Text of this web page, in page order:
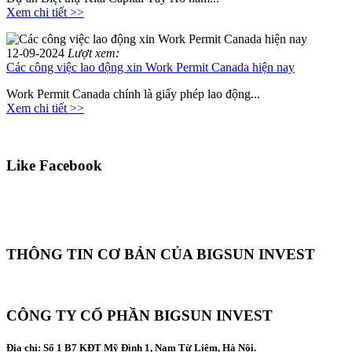
Xem chi tiết >>
12-09-2024 Lượt xem:
Các công việc lao động xin Work Permit Canada hiện nay
Work Permit Canada chính là giấy phép lao động...
Xem chi tiết >>
Like Facebook
THÔNG TIN CƠ BẢN CỦA BIGSUN INVEST
CÔNG TY CỔ PHẦN BIGSUN INVEST
Địa chỉ: Số 1 B7 KĐT Mỹ Đình 1, Nam Từ Liêm, Hà Nội.